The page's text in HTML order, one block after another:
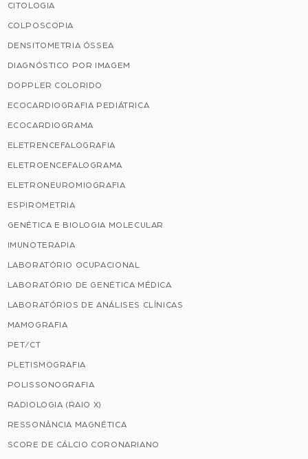
CITOLOGIA
COLPOSCOPIA
DENSITOMETRIA ÓSSEA
DIAGNÓSTICO POR IMAGEM
DOPPLER COLORIDO
ECOCARDIOGRAFIA PEDIÁTRICA
ECOCARDIOGRAMA
ELETRENCEFALOGRAFIA
ELETROENCEFALOGRAMA
ELETRONEUROMIOGRAFIA
ESPIROMETRIA
GENÉTICA E BIOLOGIA MOLECULAR
IMUNOTERAPIA
LABORATÓRIO OCUPACIONAL
LABORATÓRIO DE GENÉTICA MÉDICA
LABORATÓRIOS DE ANÁLISES CLÍNICAS
MAMOGRAFIA
PET/CT
PLETISMOGRAFIA
POLISSONOGRAFIA
RADIOLOGIA (RAIO X)
RESSONÂNCIA MAGNÉTICA
SCORE DE CÁLCIO CORONARIANO